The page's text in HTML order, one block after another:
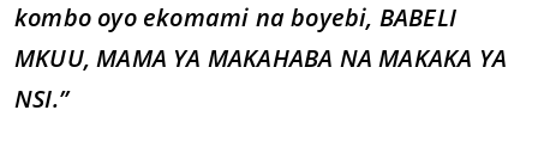
kombo oyo ekomami na boyebi, BABELI
MKUU, MAMA YA MAKAHABA NA MAKAKA YA
NSI.”